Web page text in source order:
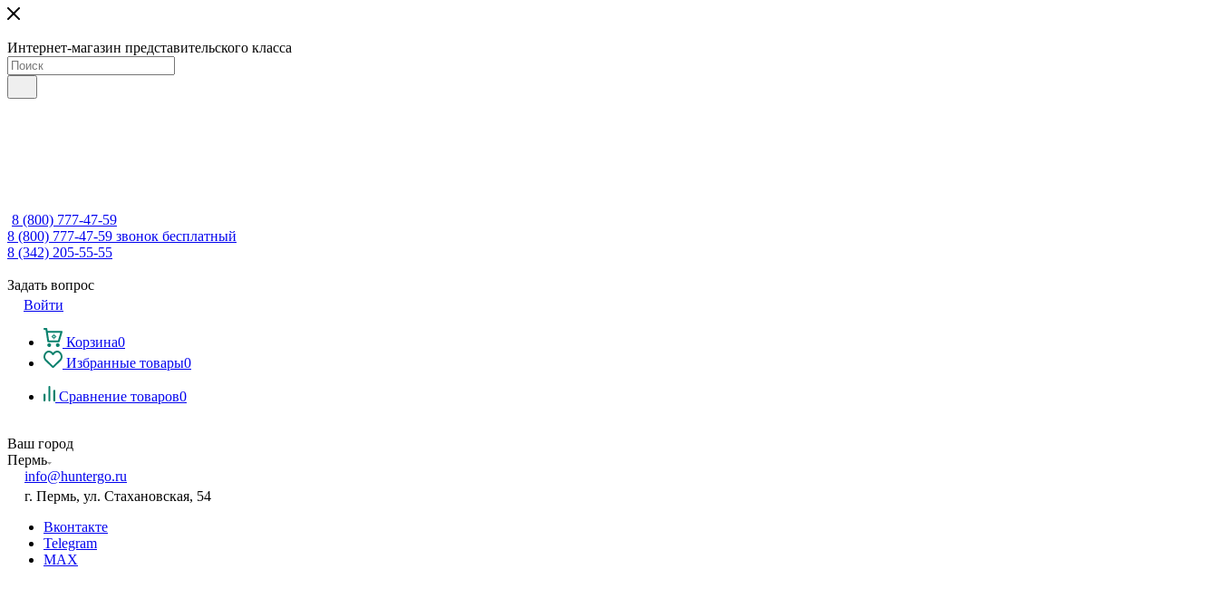
Интернет-магазин представительского класса
8 (800) 777-47-59
8 (800) 777-47-59 звонок бесплатный
8 (342) 205-55-55
Задать вопрос
Войти
Корзина0
Избранные товары0
Сравнение товаров0
Ваш город
Пермь
info@huntergo.ru
г. Пермь, ул. Стахановская, 54
Вконтакте
Telegram
MAX